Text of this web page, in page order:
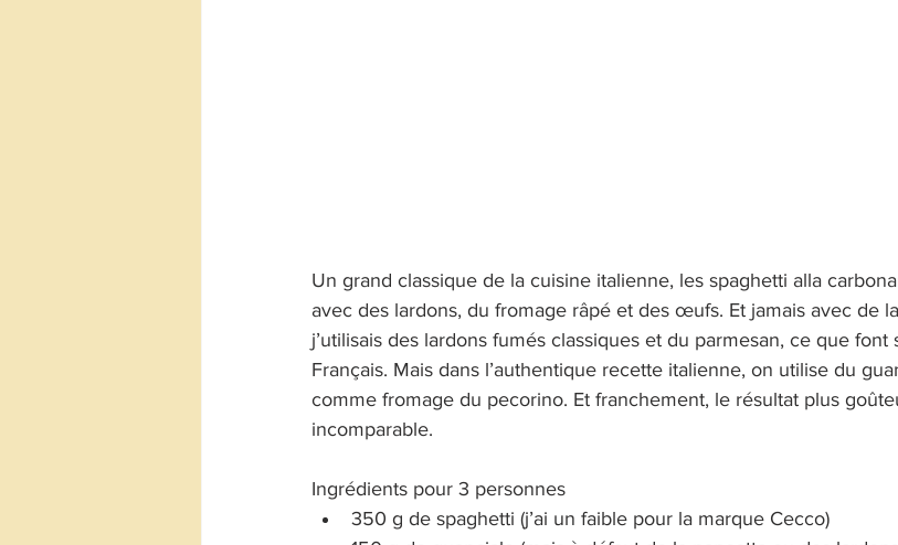
Un grand classique de la cuisine italienne, les spaghetti alla
avec des lardons, du fromage râpé et des œufs. Et jamais avec de
j’utilisais des lardons fumés classiques et du parmesan, ce que
Français. Mais dans l’authentique recette italienne, on utilise du
comme fromage du pecorino. Et franchement, le résultat plus
incomparable.
Ingrédients pour 3 personnes
350 g de spaghetti (j’ai un faible pour la marque Cecco)